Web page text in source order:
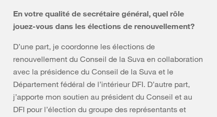
En votre qualité de secrétaire général, quel rôle
jouez-vous dans les élections de renouvellement?
D’une part, je coordonne les élections de
renouvellement du Conseil de la Suva en collaboration
avec la présidence du Conseil de la Suva et le
Département fédéral de l’intérieur DFI. D’autre part,
j’apporte mon soutien au président du Conseil et au
DFI pour l’élection du groupe des représentants et